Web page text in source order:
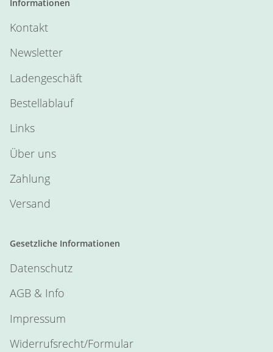
Informationen
Kontakt
Newsletter
Ladengeschäft
Bestellablauf
Links
Über uns
Zahlung
Versand
Gesetzliche Informationen
Datenschutz
AGB & Info
Impressum
Widerrufsrecht/Formular